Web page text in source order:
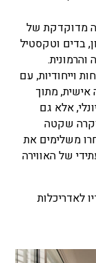
מדוקדקת של
בדים וטקסטיל
וייחודיות, עם
אישית, מתוך
אלא גם
שקטה
משלימים את
של האווירה
לאדריכלות